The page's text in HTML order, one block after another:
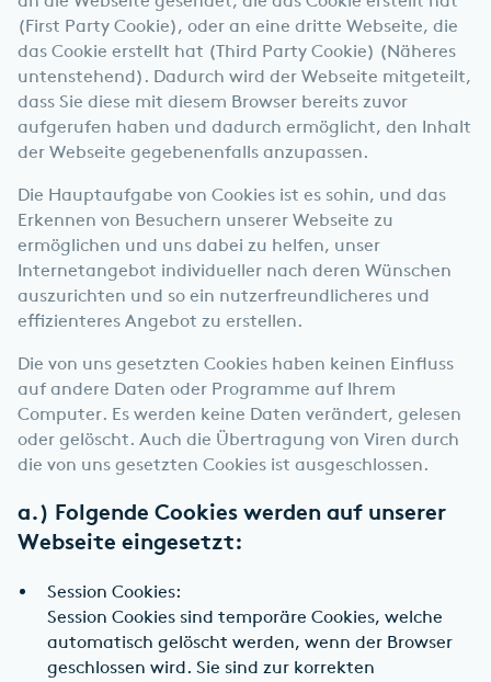
(First Party Cookie), oder an eine dritte Webseite, die
das Cookie erstellt hat (Third Party Cookie) (Näheres
untenstehend). Dadurch wird der Webseite mitgeteilt,
dass Sie diese mit diesem Browser bereits zuvor
aufgerufen haben und dadurch ermöglicht, den Inhalt
der Webseite gegebenenfalls anzupassen.
Die Hauptaufgabe von Cookies ist es sohin, und das
Erkennen von Besuchern unserer Webseite zu
ermöglichen und uns dabei zu helfen, unser
Internetangebot individueller nach deren Wünschen
auszurichten und so ein nutzerfreundlicheres und
effizienteres Angebot zu erstellen.
Die von uns gesetzten Cookies haben keinen Einfluss
auf andere Daten oder Programme auf Ihrem
Computer. Es werden keine Daten verändert, gelesen
oder gelöscht. Auch die Übertragung von Viren durch
die von uns gesetzten Cookies ist ausgeschlossen.
a.) Folgende Cookies werden auf unserer
Webseite eingesetzt:
Session Cookies:
Session Cookies sind temporäre Cookies, welche
automatisch gelöscht werden, wenn der Browser
geschlossen wird. Sie sind zur korrekten